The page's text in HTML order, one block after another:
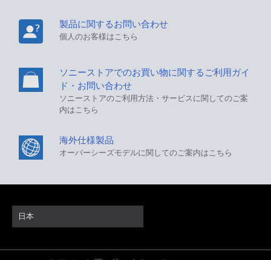
製品に関するお問い合わせ
個人のお客様はこちら
ソニーストアでのお買い物に関するご利用ガイ
ド・お問い合わせ
ソニーストアのご利用方法・サービスに関してのご案
内はこちら
海外仕様製品
オーバーシーズモデルに関してのご案内はこちら
日本